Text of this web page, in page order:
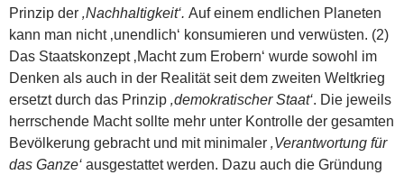
Prinzip der ‚Nachhaltigkeit‘. Auf einem endlichen Planeten
kann man nicht ‚unendlich‘ konsumieren und verwüsten. (2)
Das Staatskonzept ‚Macht zum Erobern‘ wurde sowohl im
Denken als auch in der Realität seit dem zweiten Weltkrieg
ersetzt durch das Prinzip ‚demokratischer Staat‘. Die jeweils
herrschende Macht sollte mehr unter Kontrolle der gesamten
Bevölkerung gebracht und mit minimaler ‚Verantwortung für
das Ganze‘ ausgestattet werden. Dazu auch die Gründung